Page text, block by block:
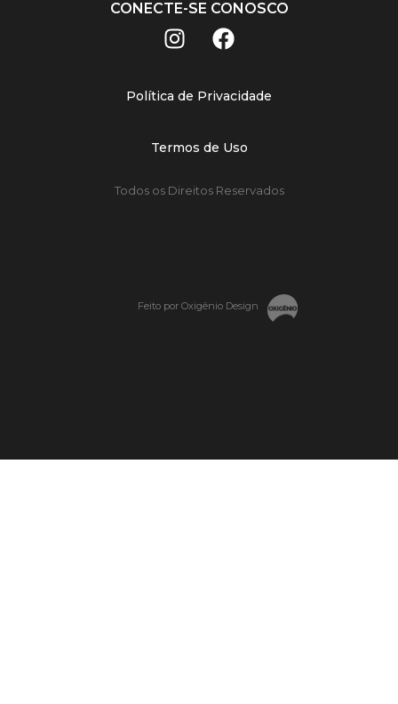
CONECTE-SE CONOSCO
Política de Privacidade
Termos de Uso
Todos os Direitos Reservados
Feito por Oxigênio Design